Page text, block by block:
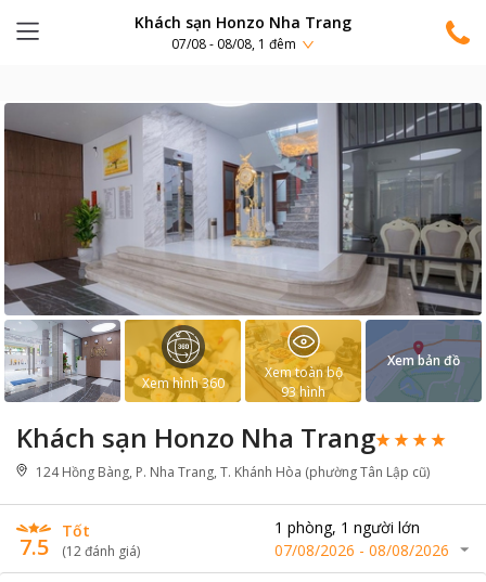
Khách sạn Honzo Nha Trang
07/08 - 08/08, 1 đêm
Khách sạn Honzo Nha Trang
124 Hồng Bàng, P. Nha Trang, T. Khánh Hòa (phường Tân Lập cũ)
7.5
Tốt
(12đánh giá)
1 phòng, 1 người lớn
07/08/2026 - 08/08/2026
Xem hình 360
Xem toàn bộ
93hình
Xem bản đồ